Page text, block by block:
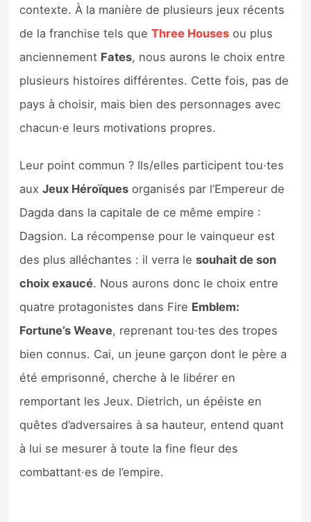
Sorties de jeux
Bons plans
contexte. À la manière de plusieurs jeux récents
de la franchise tels queThree Houses ou plus
anciennement Fates, nous aurons le choix entre
plusieurs histoires différentes. Cette fois, pas de
pays à choisir, mais bien des personnages avec
chacun·e leurs motivations propres.
Leur point commun ? Ils/elles participent tou·tes
auxJeux Héroïques organisés par l’Empereur de
Dagda dans la capitale de ce même empire :
Dagsion. La récompense pour le vainqueur est
des plus alléchantes : il verra lesouhait de son
choix exaucé. Nous aurons donc le choix entre
quatre protagonistes dans Fire Emblem:
Fortune’s Weave, reprenant tou·tes des tropes
bien connus. Cai, un jeune garçon dont le père a
été emprisonné, cherche à le libérer en
remportant les Jeux. Dietrich, un épéiste en
quêtes d’adversaires à sa hauteur, entend quant
à lui se mesurer à toute la fine fleur des
combattant·es de l’empire.